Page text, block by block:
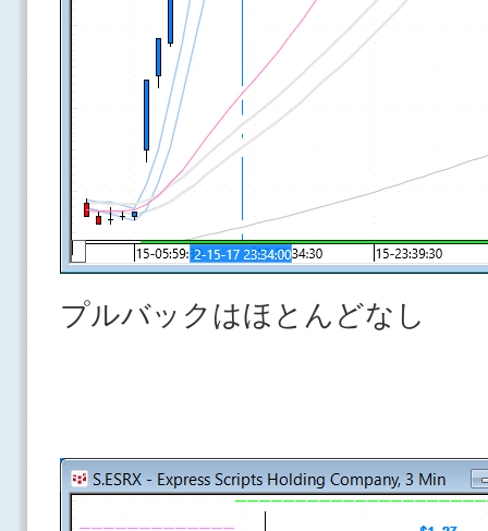
プルバックはほとんどなし